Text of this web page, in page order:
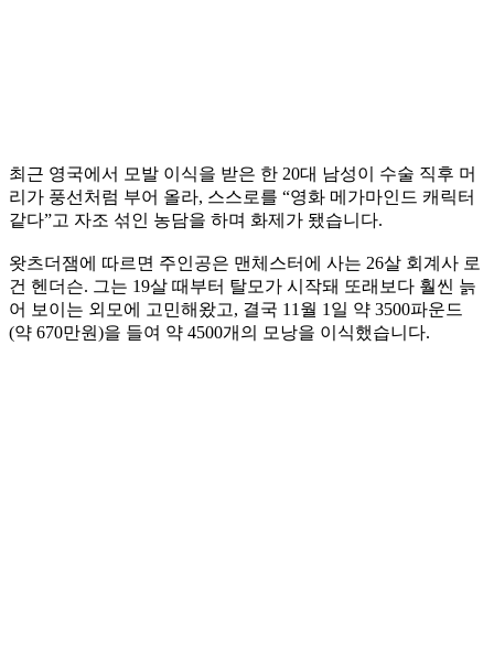
최근 영국에서 모발 이식을 받은 한 20대 남성이 수술 직후 머
리가 풍선처럼 부어 올라, 스스로를 “영화 메가마인드 캐릭터
같다”고 자조 섞인 농담을 하며 화제가 됐습니다.
왓츠더잼에 따르면 주인공은 맨체스터에 사는 26살 회계사 로
건 헨더슨. 그는 19살 때부터 탈모가 시작돼 또래보다 훨씬 늙
어 보이는 외모에 고민해왔고, 결국 11월 1일 약 3500파운드
(약 670만원)을 들여 약 4500개의 모낭을 이식했습니다.